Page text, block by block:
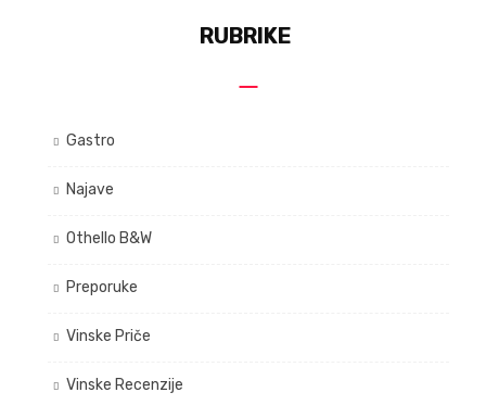
RUBRIKE
Gastro
Najave
Othello B&W
Preporuke
Vinske Priče
Vinske Recenzije